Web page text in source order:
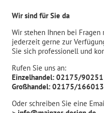
Wir sind für Sie da
Wir stehen Ihnen bei Fragen
jederzeit gerne zur
Sie sich professionell und
Rufen Sie uns an:
Einzelhandel: 02175/90251
Großhandel: 02175/
Oder schreiben Sie eine